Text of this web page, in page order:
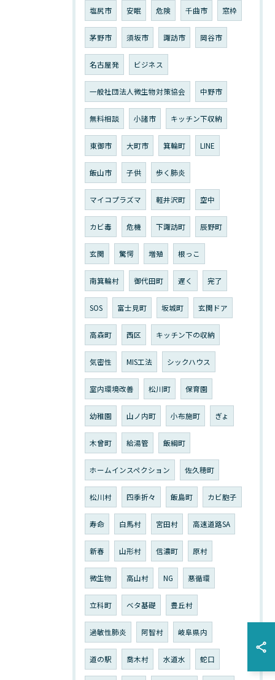
塩尻市 安眠 危険 千曲市 窓枠
茅野市 須坂市 諏訪市 岡谷市
名古屋発 ビジネス
一般社団法人微生物対策協会 中野市
無料相談 小諸市 キッチン下収納
東御市 大町市 箕輪町 LINE
飯山市 子供 歩く肺炎
マイコプラズマ 軽井沢町 空中
カビ毒 危機 下諏訪町 辰野町
玄関 驚愕 増殖 根っこ
南箕輪村 御代田町 遅く 完了
SOS 富士見町 坂城町 玄関ドア
高森町 西区 キッチン下の収納
気密性 MIS工法 シックハウス
室内環境改善 松川町 保育園
幼稚園 山ノ内町 小布施町 ぎょ
木曾町 給湯管 飯綱町
ホームインスペクション 佐久穂町
松川村 四季折々 飯島町 カビ胞子
寿命 白馬村 宮田村 高速道路SA
新春 山形村 信濃町 原村
微生物 高山村 NG 悪循環
立科町 ベタ基礎 豊丘村
過敏性肺炎 阿智村 岐阜県内
道の駅 喬木村 水道水 蛇口